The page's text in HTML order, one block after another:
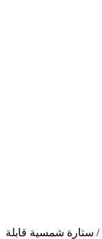
/ ستارة شمسية قابلة